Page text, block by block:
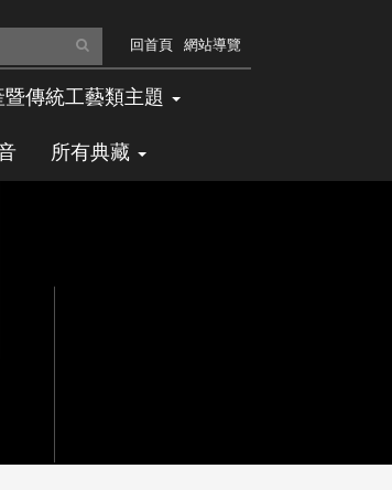
索
回首頁 網站導覽
傳統工藝類主題
所有典藏